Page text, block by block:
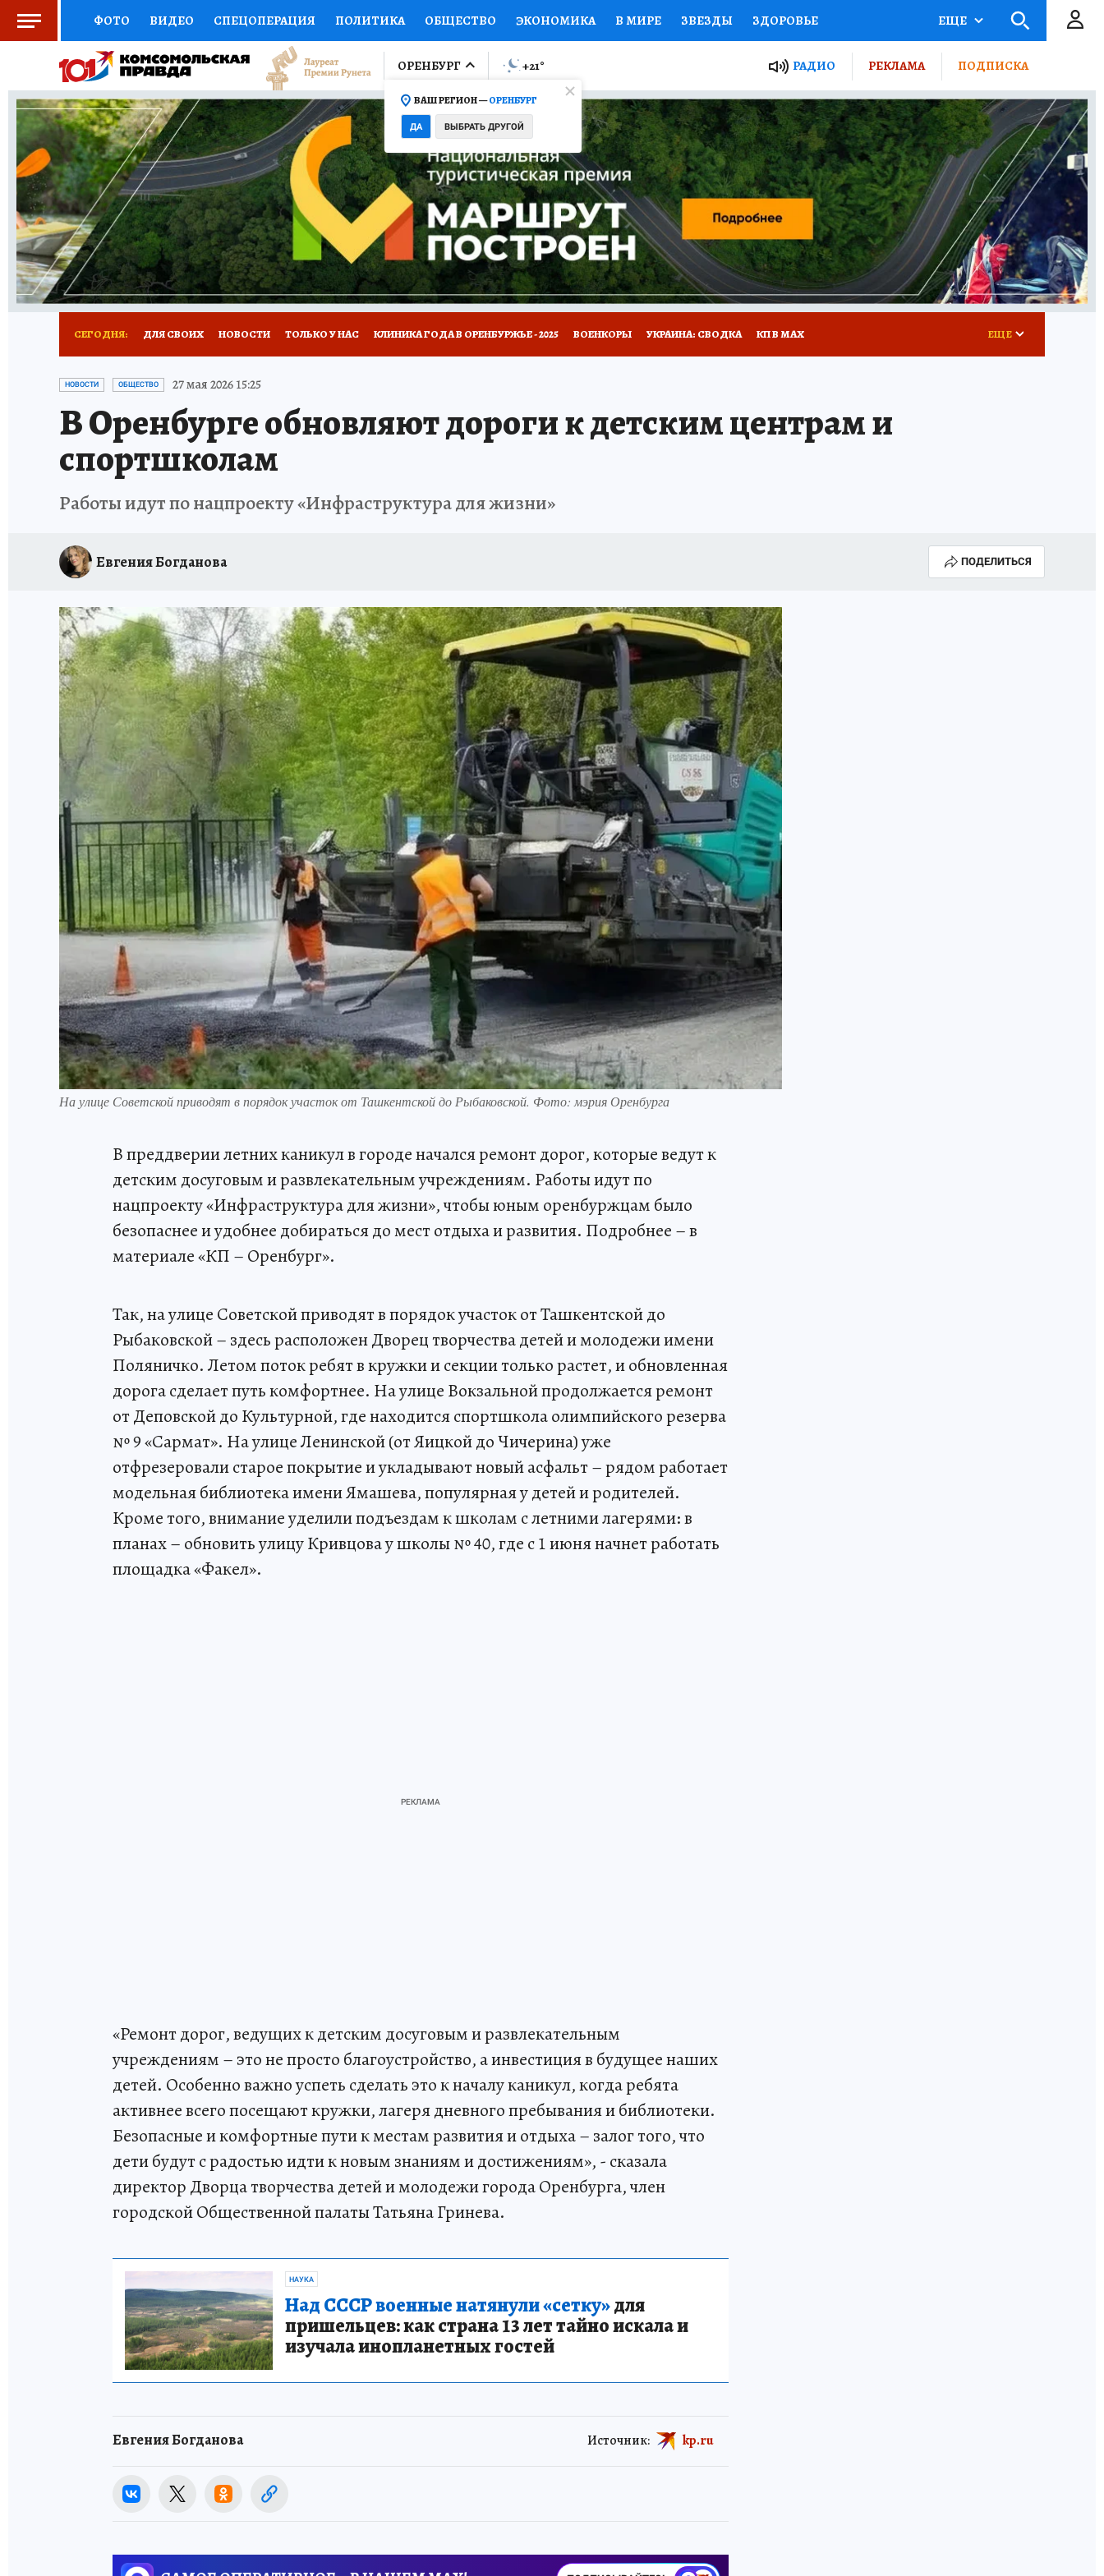
ФОТО ВИДЕО СПЕЦОПЕРАЦИЯ ПОЛИТИКА ОБЩЕСТВО ЭКОНОМИКА В МИРЕ ЗВЕЗДЫ ЗДОРОВЬЕ
СОЦПОДДЕРЖКА НАУКА СПОРТ КОЛУМНИСТЫ ПРОИСШЕСТВИЯ НАЦИОНАЛЬНЫЕ ПРОЕКТЫ РОССИИ
ВЫБОР ЭКСПЕРТОВ ДОКТОР ФИНАНСЫ ОТКРЫВАЕМ МИР Я ЗНАЮ СЕМЬЯ ЖЕНСКИЕ СЕКРЕТЫ ПУТЕВОДИТЕЛЬ
КНИЖНАЯ ПОЛКА ПРОГНОЗЫ НА СПОРТ ПРОМОКОДЫ СЕРИАЛЫ СПЕЦПРОЕКТЫ ДЕФИЦИТ ЖЕЛЕЗА ТУРИЗМ
ПРЕСС-ЦЕНТР НЕДВИЖИМОСТЬ ТЕЛЕВИЗОР КОЛЛЕКЦИИ КОНКУРСЫ РАБОТА У НАС ГИД ПОТРЕБИТЕЛЯ ВСЕ О КП
РАДИО КП РЕКЛАМА ТЕСТЫ НОВОЕ НА САЙТЕ
ЕЩЕ
ОРЕНБУРГ
ВАШ РЕГИОН —ОРЕНБУРГ
ДА ВЫБРАТЬ ДРУГОЙ
+21° РАДИО РЕКЛАМА ПОДПИСКА
СЕГОДНЯ: ДЛЯ СВОИХ НОВОСТИ ТОЛЬКО У НАС КЛИНИКА ГОДА В ОРЕНБУРЖЬЕ - 2025 ВОЕНКОРЫ УКРАИНА: СВОДКА КП В МАХ
СПОРТАКТИВ ОРЕНБУРЖЬЯ - 2025
ИСПЫТАНО НА СЕБЕ
ЕЩЕ
НОВОСТИ ОБЩЕСТВО 27 мая 2026 15:25
В Оренбурге обновляют дороги к детским центрам и
спортшколам
Работы идут по нацпроекту «Инфраструктура для жизни»
Евгения Богданова ПОДЕЛИТЬСЯ
На улице Советской приводят в порядок участок от Ташкентской до Рыбаковской. Фото: мэрия Оренбурга
В преддверии летних каникул в городе начался ремонт дорог, которые ведут к
детским досуговым и развлекательным учреждениям. Работы идут по
нацпроекту «Инфраструктура для жизни», чтобы юным оренбуржцам было
безопаснее и удобнее добираться до мест отдыха и развития. Подробнее – в
материале «КП – Оренбург».
Так, на улице Советской приводят в порядок участок от Ташкентской до
Рыбаковской – здесь расположен Дворец творчества детей и молодежи имени
Поляничко. Летом поток ребят в кружки и секции только растет, и обновленная
дорога сделает путь комфортнее. На улице Вокзальной продолжается ремонт
от Деповской до Культурной, где находится спортшкола олимпийского резерва
№ 9 «Сармат». На улице Ленинской (от Яицкой до Чичерина) уже
отфрезеровали старое покрытие и укладывают новый асфальт – рядом работает
модельная библиотека имени Ямашева, популярная у детей и родителей.
Кроме того, внимание уделили подъездам к школам с летними лагерями: в
планах – обновить улицу Кривцова у школы № 40, где с 1 июня начнет работать
площадка «Факел».
«Ремонт дорог, ведущих к детским досуговым и развлекательным
учреждениям – это не просто благоустройство, а инвестиция в будущее наших
детей. Особенно важно успеть сделать это к началу каникул, когда ребята
активнее всего посещают кружки, лагеря дневного пребывания и библиотеки.
Безопасные и комфортные пути к местам развития и отдыха – залог того, что
дети будут с радостью идти к новым знаниям и достижениям», - сказала
директор Дворца творчества детей и молодежи города Оренбурга, член
городской Общественной палаты Татьяна Гринева.
НАУКА
Над СССР военные натянули «сетку»для
пришельцев: как страна 13 лет тайно искала и
изучала инопланетных гостей
Евгения Богданова Источник: kp.ru